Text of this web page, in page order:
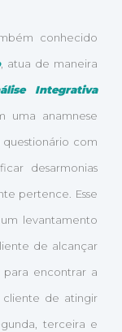
conhecido
, atua de maneira
Integrativa
uma anamnese
com
desarmonias
pertence. Esse
levantamento
de alcançar
para encontrar a
de atingir
terceira e